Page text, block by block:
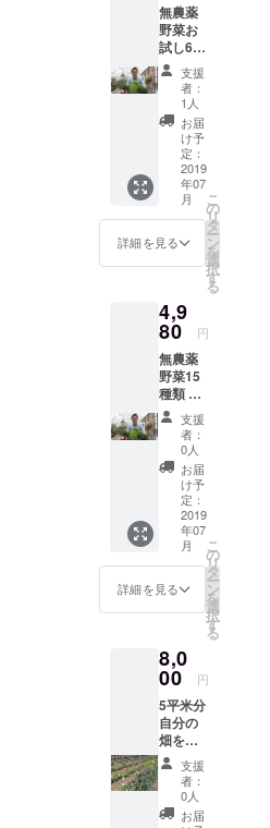
無農薬
野菜お
試し6種
類 7月
までに
状態の
良い野
菜を80
サイズ
ダン
ボール
に詰め
て送ら
せてい
ただき
ます。
ツ・チ
ンゲン
サイ・
ブロッ
コ
リー・
ほうれ
ん草・
茎レタ
ス・レ
タス・
サン
チュ・
ミック
スニン
ジン・
ハツカ
ウ・カ
ラー
ピーマ
ン・エ
ンド
ウ・水
菜・ト
ウモロ
コシ・
トマ
支援
者：
1人
お届
け予
定：
2019
年07
月
詳細を見る
こ
の
リ
タ
ー
ン
を
選
択
す
る
4,9
80 円
無農薬
野菜15
種類 7
月まで
に状態
の良い
野菜を
100サイ
ズダン
ボール
に詰め
て送ら
せてい
ただき
ます。
キャベ
ンゲン
サイ・
ブロッ
コ
リー・
ほうれ
ん草・
茎レタ
ス・レ
タス・
支援
者：
0人
お届
け予
定：
2019
年07
月
詳細を見る
こ
の
リ
タ
ー
ン
を
選
択
す
る
8,0
00 円
5平米分
自分の
畑を持
てま
す。 種
植え〜
収穫ま
支援
者：
0人
お届